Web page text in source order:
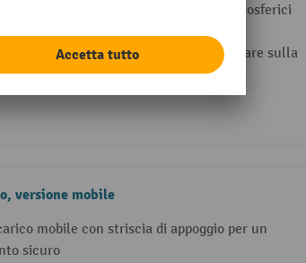
ridotto e resistenza agli agenti atmosferici
stabile impedisce alle guide di scivolare sulla
versione mobile
mobile con striscia di appoggio per un
sicuro